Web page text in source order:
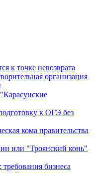
к точке невозврата
организация
к ОГЭ без
кома правительства
или "Троянский конь"
бизнеса